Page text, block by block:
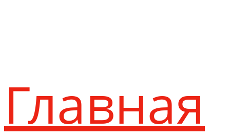
Главная